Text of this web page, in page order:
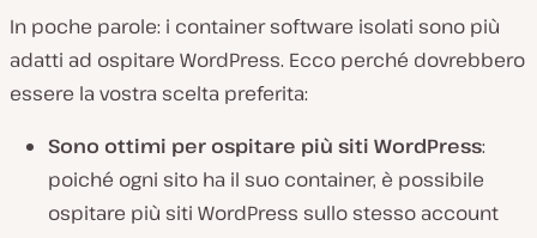
In poche parole: i container software isolati sono più
adatti ad ospitare WordPress. Ecco perché dovrebbero
essere la vostra scelta preferita:
Sono ottimi per ospitare più siti WordPress:
poiché ogni sito ha il suo container, è possibile
ospitare più siti WordPress sullo stesso account